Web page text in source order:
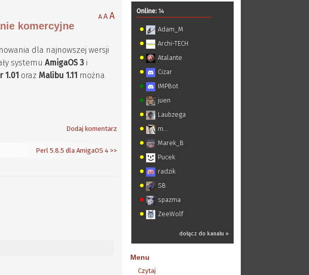
A AA
komercyjne
dla najnowszej wersji
systemuAmigaOS 3 i
1.01 oraz Malibu 1.11 można
Dodaj komentarz
Perl 5.8.5 dla AmigaOS 4>>
Online:14
Adam_M
Archi-TECH
Atalante
Cizar
IMPBot
juen
Laubzega
m...
Marek_B
Pucek
radzik
SB
spazma
ZeeWolf
dołącz do kanału »
Menu
Czytaj